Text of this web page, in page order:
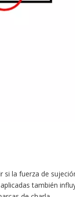
la fuerza de
también